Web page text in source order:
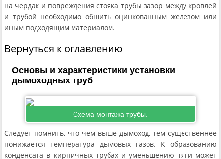
на чердак и повреждения стояка трубы зазор между кровлей
и трубой необходимо обшить оцинкованным железом или
иным подходящим материалом.
Вернуться к оглавлению
Основы и характеристики установки
дымоходных труб
Схема монтажа трубы.
Следует помнить, что чем выше дымоход, тем существеннее
понижается температура дымовых газов. К образованию
конденсата в кирпичных трубах и уменьшению тяги может